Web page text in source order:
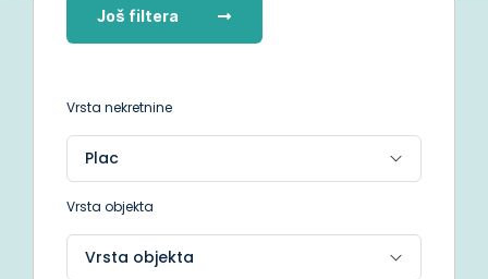
Još filtera
Vrsta nekretnine
Vrsta objekta